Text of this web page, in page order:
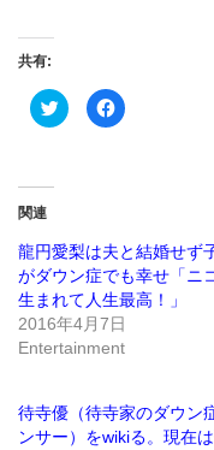
共有:
ク
リ
(新
し
い
ウ
ィ
ン
ド
ウ
ま
す)
Facebook
で
ッ
ク
し
て
く
だ
さ
い
ウ
ィ
ン
関連
龍円愛梨は夫と結婚せず
がダウン症でも幸せ「ニ
生まれて人生最高！」
2016年4月7日
Entertainment
待寺優（待寺家のダウン
ンサー）をwikiる。現在